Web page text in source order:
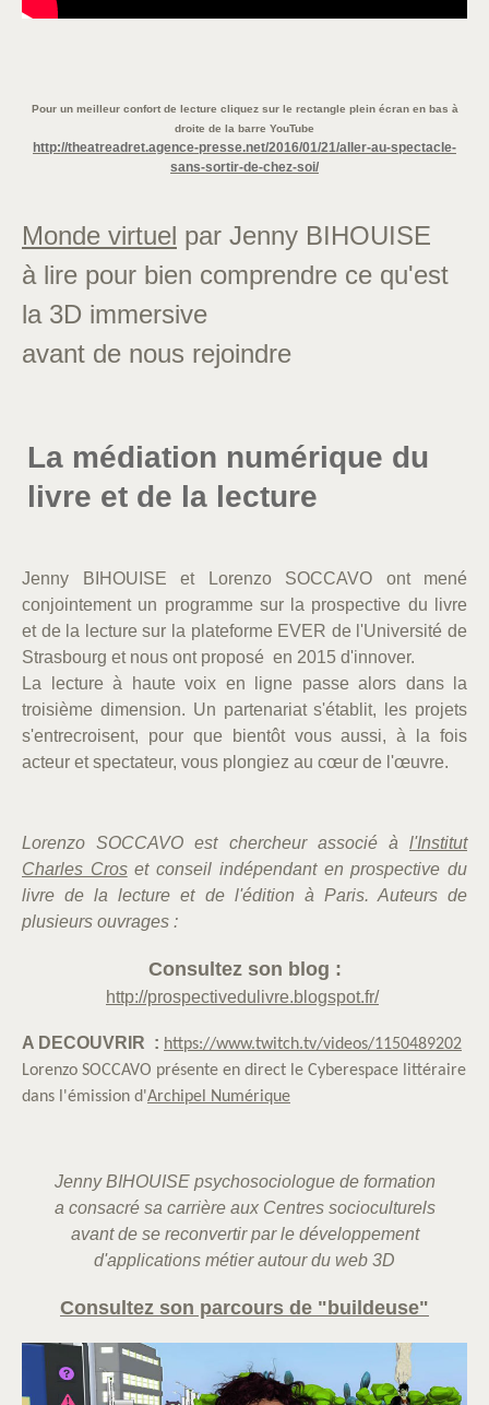
Pour un meilleur confort de lecture cliquez sur le rectangle plein écran en bas à
droite de la barre YouTube
http://theatreadret.agence-presse.net/2016/01/21/aller-au-spectacle-
sans-sortir-de-chez-soi/
Monde virtuel par Jenny BIHOUISE
à lire pour bien comprendre ce qu'est
la 3D immersive
avant de nous rejoindre
La médiation numérique du
livre et de la lecture
Jenny BIHOUISE et Lorenzo SOCCAVO ont mené
conjointement un programme sur la prospective du livre
et de la lecture sur la plateforme EVER de l'Université de
Strasbourg et nous ont proposé en 2015 d'innover.
La lecture à haute voix en ligne passe alors dans la
troisième dimension. Un partenariat s'établit, les projets
s'entrecroisent, pour que bientôt vous aussi, à la fois
acteur et spectateur, vous plongiez au cœur de l'œuvre.
Lorenzo SOCCAVO est chercheur associé à l'Institut
Charles Croset conseil indépendant en prospective du
livre de la lecture et de l'édition à Paris. Auteurs de
plusieurs ouvrages :
Consultez son blog :
http://prospectivedulivre.blogspot.fr/
A DECOUVRIR : https://www.twitch.tv/videos/1150489202
Lorenzo SOCCAVO présente en direct le Cyberespace littéraire
dans l'émission d'Archipel Numérique
Jenny BIHOUISE psychosociologue de formation
a consacré sa carrière aux Centres socioculturels
avant de se reconvertir par le développement
d'applications métier autour du web 3D
Consultez son parcours de "buildeuse"